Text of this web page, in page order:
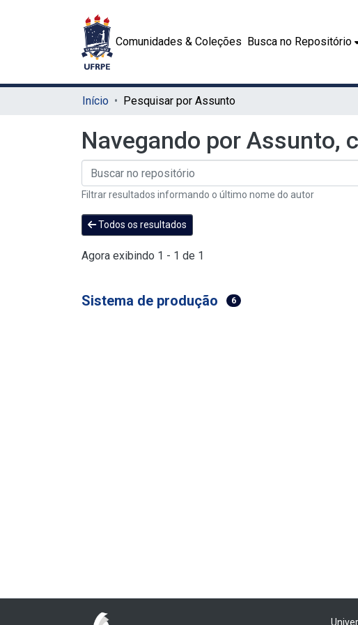
Comunidades & Coleções Busca no Repositório
Início Pesquisar por Assunto
Navegando por Assunto,
Filtrar resultados informando o último nome do autor
Todos os resultados
Agora exibindo 1 - 1 de 1
Sistema de produção 6